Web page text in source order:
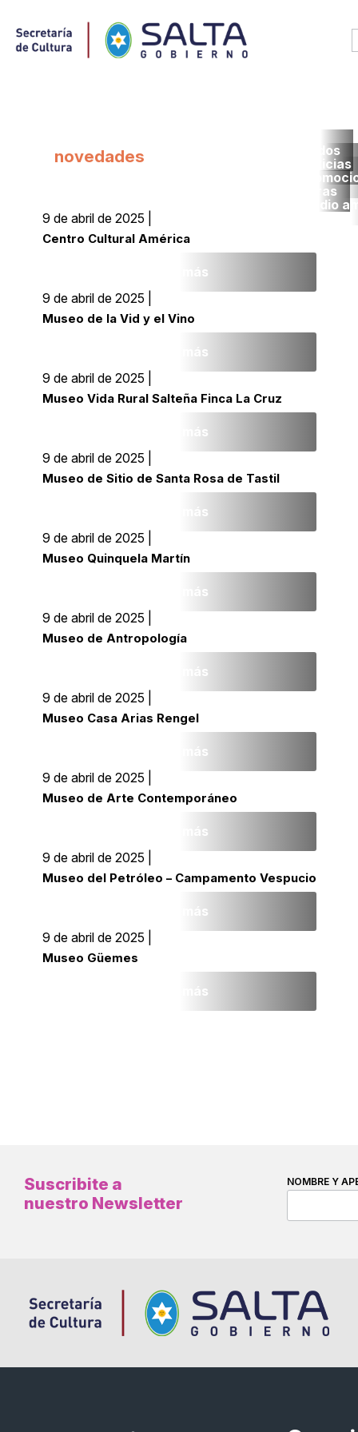
novedades
Todos
noticias
obras
medio
9 de abril de 2025 |
Centro Cultural América
Leer más
9 de abril de 2025 |
Museo de la Vid y el Vino
Leer más
9 de abril de 2025 |
Museo Vida Rural Salteña Finca La Cruz
Leer más
9 de abril de 2025 |
Museo de Sitio de Santa Rosa de Tastil
Leer más
9 de abril de 2025 |
Museo Quinquela Martín
Leer más
9 de abril de 2025 |
Museo de Antropología
Leer más
9 de abril de 2025 |
Museo Casa Arias Rengel
Leer más
9 de abril de 2025 |
Museo de Arte Contemporáneo
Leer más
9 de abril de 2025 |
Museo del Petróleo – Campamento Vespucio
Leer más
9 de abril de 2025 |
Museo Güemes
Leer más
Suscribite a
nuestro Newsletter
NOMBRE Y